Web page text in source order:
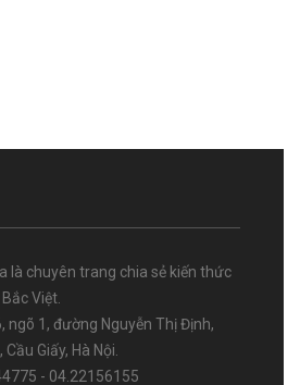
là chuyên trang chia sẻ kiến thức
Việt.
ngõ 1, đường Nguyễn Thị Định,
Giấy, Hà Nội.
- 04.22156155